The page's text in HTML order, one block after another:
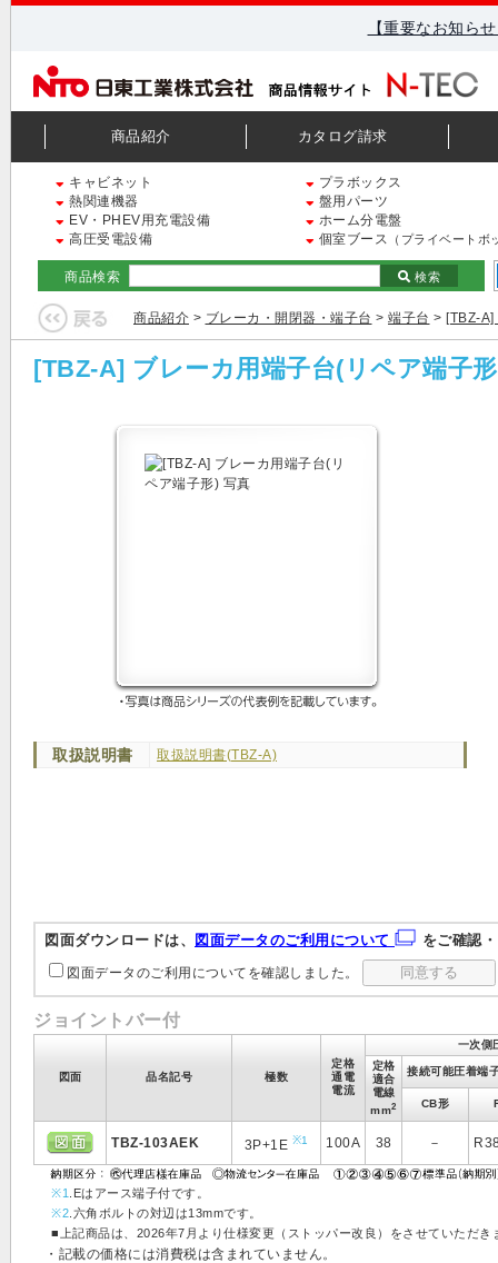
【重要なお知ら
商品紹介 カタログ請求
キャビネット
プラボックス
熱関連機器
盤用パーツ
EV・PHEV用充電設備
ホーム分電盤
高圧受電設備
個室ブース （プライベートボ
商品検索 検索
商品紹介 > ブレーカ・開閉器・端子台 > 端子台 > [TBZ-
[TBZ-A] ブレーカ用端子台(リペア端子
取扱説明書 取扱説明書(TBZ-A)
図面ダウンロードは、 図面データのご利用について をご確認
図面データのご利用についてを確認しました。
ジョイントバー付
図面 品名記号 極数
定格
通電
電流
一次側
定格
適合
電線
mm2
接続可能圧着端
CB形
TBZ-103AEK 3P+1E ※1 100A 38 －
※1 .Eはアース端子付です。
※2 .六角ボルトの対辺は13mmです。
■上記商品は、2026年7月より仕様変更（ストッパー改良）をさせていただき
・記載の価格には消費税は含まれていません。